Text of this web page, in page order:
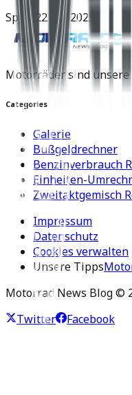
Spyra 22 Juli 2025
Motorräder sind unsere
Categories
Galerie
Bußgeldrechner
Benzinverbrauch
Einheiten-
Zweitaktgemisch
Impressum
Datenschutz
Cookies verwalten
Unsere Tipps
Motorrad News Blog ©
Twitter
Facebook